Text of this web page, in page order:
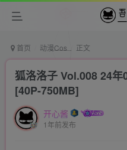
首页 动漫Cos 正文
狐洛洛子 Vol.008 24
[40P-750MB]
开心酱
1年前发布